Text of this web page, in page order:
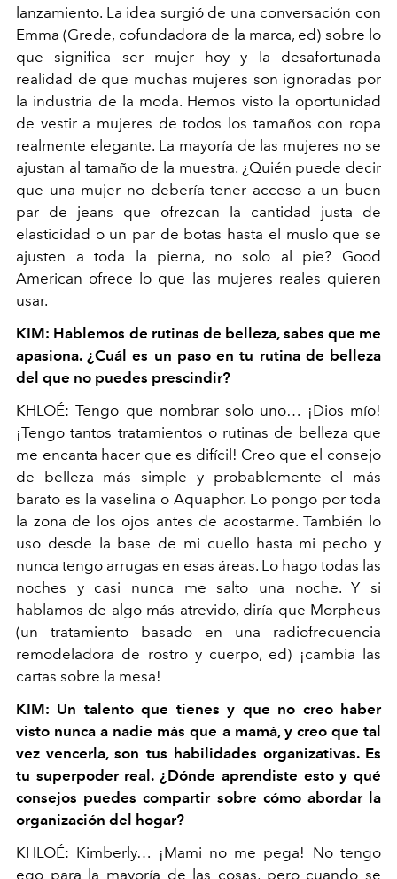
lanzamiento. La idea surgió de una conversación con
Emma (Grede, cofundadora de la marca, ed) sobre lo
que significa ser mujer hoy y la desafortunada
realidad de que muchas mujeres son ignoradas por
la industria de la moda. Hemos visto la oportunidad
de vestir a mujeres de todos los tamaños con ropa
realmente elegante. La mayoría de las mujeres no se
ajustan al tamaño de la muestra. ¿Quién puede decir
que una mujer no debería tener acceso a un buen
par de jeans que ofrezcan la cantidad justa de
elasticidad o un par de botas hasta el muslo que se
ajusten a toda la pierna, no solo al pie? Good
American ofrece lo que las mujeres reales quieren
usar.
KIM: Hablemos de rutinas de belleza, sabes que me
apasiona. ¿Cuál es un paso en tu rutina de belleza
del que no puedes prescindir?
KHLOÉ: Tengo que nombrar solo uno… ¡Dios mío!
¡Tengo tantos tratamientos o rutinas de belleza que
me encanta hacer que es difícil! Creo que el consejo
de belleza más simple y probablemente el más
barato es la vaselina o Aquaphor. Lo pongo por toda
la zona de los ojos antes de acostarme. También lo
uso desde la base de mi cuello hasta mi pecho y
nunca tengo arrugas en esas áreas. Lo hago todas las
noches y casi nunca me salto una noche. Y si
hablamos de algo más atrevido, diría que Morpheus
(un tratamiento basado en una radiofrecuencia
remodeladora de rostro y cuerpo, ed) ¡cambia las
cartas sobre la mesa!
KIM: Un talento que tienes y que no creo haber
visto nunca a nadie más que a mamá, y creo que tal
vez vencerla, son tus habilidades organizativas. Es
tu superpoder real. ¿Dónde aprendiste esto y qué
consejos puedes compartir sobre cómo abordar la
organización del hogar?
KHLOÉ: Kimberly… ¡Mami no me pega! No tengo
ego para la mayoría de las cosas, pero cuando se